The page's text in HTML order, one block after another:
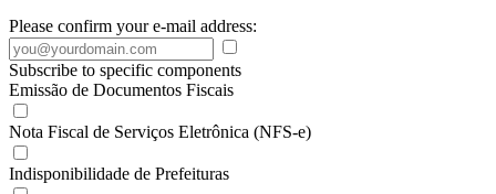
Please confirm your e-mail address:
Subscribe to specific components
Emissão de Documentos Fiscais
Nota Fiscal de Serviços Eletrônica (NFS-e)
Indisponibilidade de Prefeituras